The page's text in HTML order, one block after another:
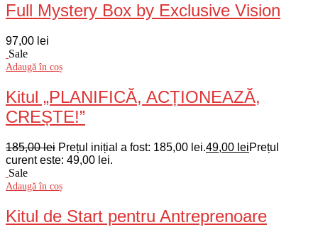
Full Mystery Box by Exclusive Vision
97,00 lei
Sale
Adaugă în coș
Kitul „PLANIFICĂ, ACȚIONEAZĂ,
CREȘTE!”
185,00lei Prețul inițial a fost: 185,00 lei.49,00 leiPrețul
curent este: 49,00 lei.
Sale
Adaugă în coș
Kitul de Start pentru Antreprenoare